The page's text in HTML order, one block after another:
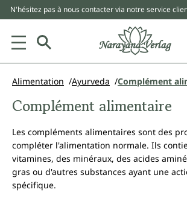
principal
N'hésitez pas à nous contacter via notre service
Alimentation Ayurveda Complément
Complément alimentaire
Les compléments alimentaires sont des
compléter l'alimentation normale. Ils
vitamines, des minéraux, des acides
gras ou d'autres substances ayant une
spécifique.